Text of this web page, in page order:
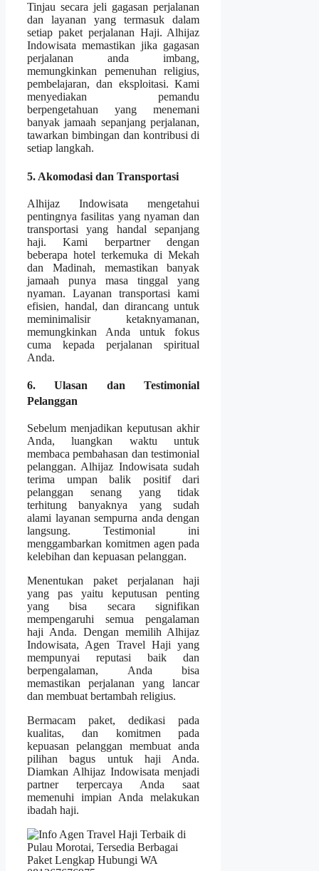
Tinjau secara jeli gagasan perjalanan
dan layanan yang termasuk dalam
setiap paket perjalanan Haji. Alhijaz
Indowisata memastikan jika gagasan
perjalanan anda imbang,
memungkinkan pemenuhan religius,
pembelajaran, dan eksploitasi. Kami
menyediakan pemandu
berpengetahuan yang menemani
banyak jamaah sepanjang perjalanan,
tawarkan bimbingan dan kontribusi di
setiap langkah.
5. Akomodasi dan Transportasi
Alhijaz Indowisata mengetahui
pentingnya fasilitas yang nyaman dan
transportasi yang handal sepanjang
haji. Kami berpartner dengan
beberapa hotel terkemuka di Mekah
dan Madinah, memastikan banyak
jamaah punya masa tinggal yang
nyaman. Layanan transportasi kami
efisien, handal, dan dirancang untuk
meminimalisir ketaknyamanan,
memungkinkan Anda untuk fokus
cuma kepada perjalanan spiritual
Anda.
6. Ulasan dan Testimonial
Pelanggan
Sebelum menjadikan keputusan akhir
Anda, luangkan waktu untuk
membaca pembahasan dan testimonial
pelanggan. Alhijaz Indowisata sudah
terima umpan balik positif dari
pelanggan senang yang tidak
terhitung banyaknya yang sudah
alami layanan sempurna anda dengan
langsung. Testimonial ini
menggambarkan komitmen agen pada
kelebihan dan kepuasan pelanggan.
Menentukan paket perjalanan haji
yang pas yaitu keputusan penting
yang bisa secara signifikan
mempengaruhi semua pengalaman
haji Anda. Dengan memilih Alhijaz
Indowisata, Agen Travel Haji yang
mempunyai reputasi baik dan
berpengalaman, Anda bisa
memastikan perjalanan yang lancar
dan membuat bertambah religius.
Bermacam paket, dedikasi pada
kualitas, dan komitmen pada
kepuasan pelanggan membuat anda
pilihan bagus untuk haji Anda.
Diamkan Alhijaz Indowisata menjadi
partner terpercaya Anda saat
memenuhi impian Anda melakukan
ibadah haji.